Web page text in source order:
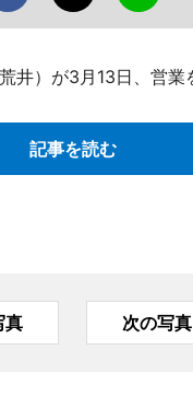
）が3月13日、営業
記事を読む
真 次の写真